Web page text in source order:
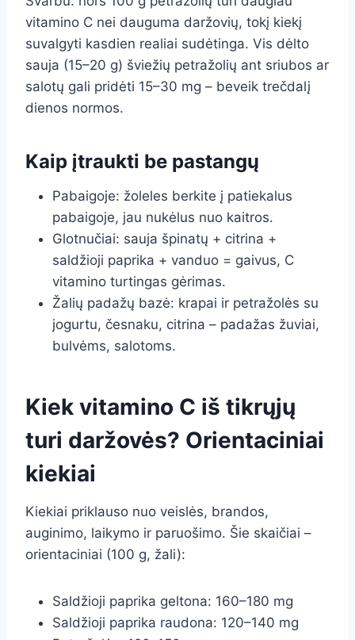
vitamino C nei dauguma daržovių, tokį kiekį
suvalgyti kasdien realiai sudėtinga. Vis dėlto
sauja (15–20 g) šviežių petražolių ant sriubos ar
salotų gali pridėti 15–30 mg – beveik trečdalį
dienos normos.
Kaip įtraukti be pastangų
Pabaigoje: žoleles berkite į patiekalus
pabaigoje, jau nukėlus nuo kaitros.
Glotnučiai: sauja špinatų + citrina +
saldžioji paprika + vanduo = gaivus, C
vitamino turtingas gėrimas.
Žalių padažų bazė: krapai ir petražolės su
jogurtu, česnaku, citrina – padažas žuviai,
bulvėms, salotoms.
Kiek vitamino C iš tikrųjų
turi daržovės? Orientaciniai
kiekiai
Kiekiai priklauso nuo veislės, brandos,
auginimo, laikymo ir paruošimo. Šie skaičiai –
orientaciniai (100 g, žali):
Saldžioji paprika geltona: 160–180 mg
Saldžioji paprika raudona: 120–140 mg